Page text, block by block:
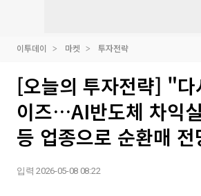
이투데이 마켓 투자전략
[오늘의 투자전략] "다
이즈…AI반도체 차익
등 업종으로 순환매
입력 2026-05-08 08:22